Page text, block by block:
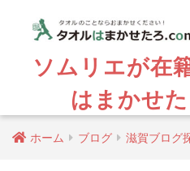
ソムリエが在
はまかせ
ホーム ブログ 滋賀ブログ